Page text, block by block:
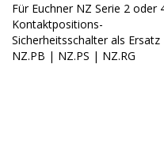
Für Euchner NZ Serie 2 oder
Kontaktpositions-
Sicherheitsschalter als Ersatz
NZ.PB | NZ.PS | NZ.RG